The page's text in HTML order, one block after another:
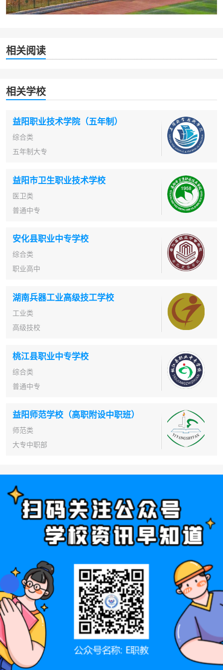
相关阅读
相关学校
益阳职业技术学院（五年制）
综合类
五年制大专
益阳市卫生职业技术学校
医卫类
普通中专
安化县职业中专学校
综合类
职业高中
湖南兵器工业高级技工学校
工业类
高级技校
桃江县职业中专学校
综合类
普通中专
益阳师范学校（高职附设中职班）
师范类
大专中职部